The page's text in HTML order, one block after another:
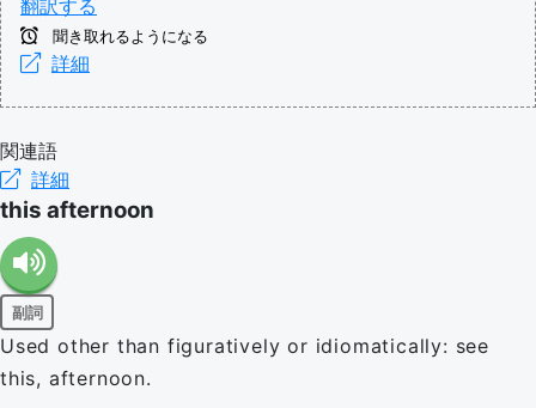
翻訳する
聞き取れるようになる
詳細
関連語
詳細
this afternoon
副詞
Used other than figuratively or idiomatically: see
this, afternoon.